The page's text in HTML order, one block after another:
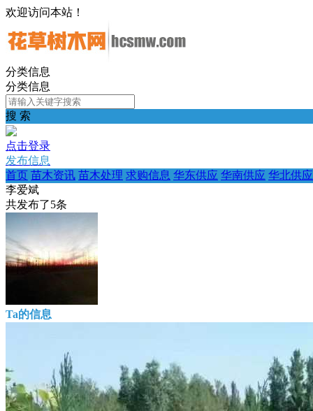
欢迎访问本站！
分类信息
分类信息
搜 索
点击登录
发布信息
首页 苗木资讯 苗木处理 求购信息 华东供应 华南供应 华北供应
李爱斌
共发布了5条
Ta的信息